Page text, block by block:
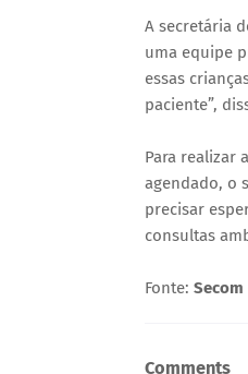
A secretária
uma equipe
essas
paciente”,
Para realizar
agendado, o
precisar
consultas
Fonte:
Comments